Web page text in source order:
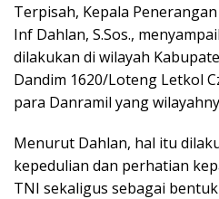
Terpisah, Kepala
Inf Dahlan, S.Sos.,
dilakukan di wilayah
Dandim 1620/Loteng Letkol
para Danramil yang
Menurut Dahlan, hal itu
kepedulian dan perhatian
TNI sekaligus sebagai